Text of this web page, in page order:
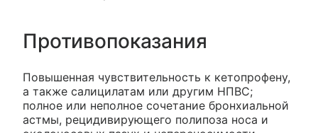
Противопоказания
Повышенная чувствительность к кетопрофену,
а также салицилатам или другим НПВС;
полное или неполное сочетание бронхиальной
астмы, рецидивирующего полипоза носа и